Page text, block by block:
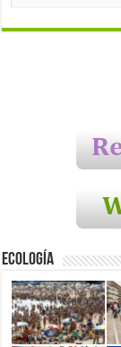
Ecología